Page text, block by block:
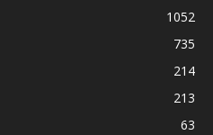
1052
735
214
213
63